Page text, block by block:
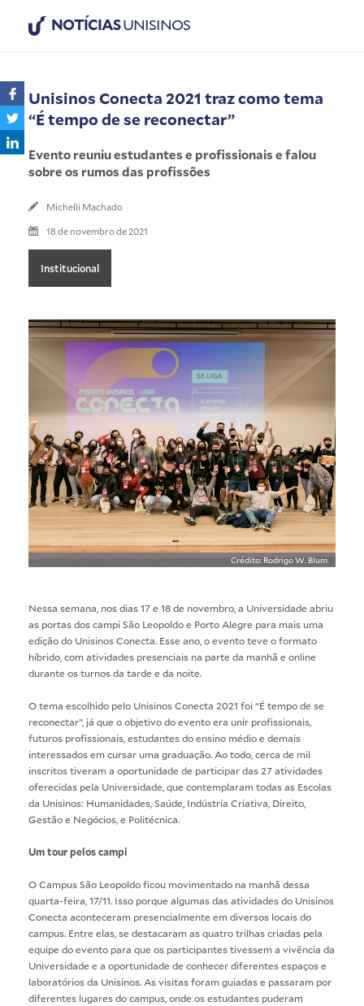
NOTÍCIASUNISINOS
Unisinos Conecta 2021 traz como tema
“É tempo de se reconectar”
Evento reuniu estudantes e profissionais e falou
sobre os rumos das profissões
Michelli Machado
18 de novembro de 2021
Institucional
Crédito: Rodrigo W. Blum
Nessa semana, nos dias 17 e 18 de novembro, a Universidade abriu
as portas dos campi São Leopoldo e Porto Alegre para mais uma
edição do Unisinos Conecta. Esse ano, o evento teve o formato
híbrido, com atividades presenciais na parte da manhã e online
durante os turnos da tarde e da noite.
O tema escolhido pelo Unisinos Conecta 2021 foi “É tempo de se
reconectar”, já que o objetivo do evento era unir profissionais,
futuros profissionais, estudantes do ensino médio e demais
interessados em cursar uma graduação. Ao todo, cerca de mil
inscritos tiveram a oportunidade de participar das 27 atividades
oferecidas pela Universidade, que contemplaram todas as Escolas
da Unisinos: Humanidades, Saúde, Indústria Criativa, Direito,
Gestão e Negócios, e Politécnica.
Um tour pelos campi
O Campus São Leopoldo ficou movimentado na manhã dessa
quarta-feira, 17/11. Isso porque algumas das atividades do Unisinos
Conecta aconteceram presencialmente em diversos locais do
campus. Entre elas, se destacaram as quatro trilhas criadas pela
equipe do evento para que os participantes tivessem a vivência da
Universidade e a oportunidade de conhecer diferentes espaços e
laboratórios da Unisinos. As visitas foram guiadas e passaram por
diferentes lugares do campus, onde os estudantes puderam